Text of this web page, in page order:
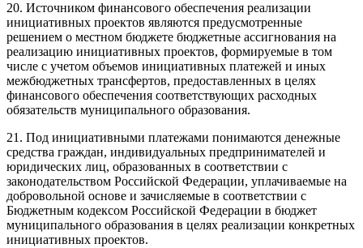
20. Источником финансового обеспечения реализации
инициативных проектов являются предусмотренные
решением о местном бюджете бюджетные ассигнования на
реализацию инициативных проектов, формируемые в том
числе с учетом объемов инициативных платежей и иных
межбюджетных трансфертов, предоставленных в целях
финансового обеспечения соответствующих расходных
обязательств муниципального образования.
21. Под инициативными платежами понимаются денежные
средства граждан, индивидуальных предпринимателей и
юридических лиц, образованных в соответствии с
законодательством Российской Федерации, уплачиваемые на
добровольной основе и зачисляемые в соответствии с
Бюджетным кодексом Российской Федерации в бюджет
муниципального образования в целях реализации конкретных
инициативных проектов.